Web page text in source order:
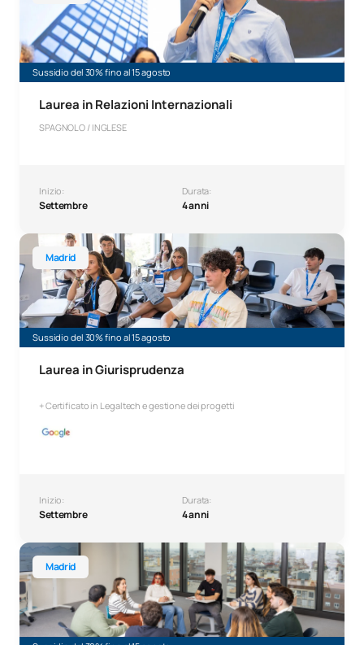
Sussidio del 30% fino al 15 agosto
Laurea in Relazioni Internazionali
SPAGNOLO / INGLESE
Inizio:
Settembre
Durata:
4 anni
Madrid
Sussidio del 30% fino al 15 agosto
Laurea in Giurisprudenza
+ Certificato in Legaltech e gestione dei progetti
Inizio:
Settembre
Durata:
4 anni
Laurea in Giurisprudenza
Madrid
Laurea in Marketing